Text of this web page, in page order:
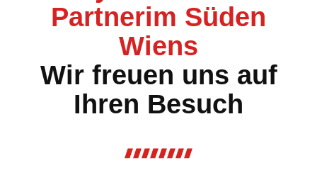
Partnerim Süden
Wiens
Wir freuen uns auf
Ihren Besuch